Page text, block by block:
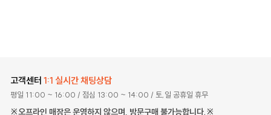
고객센터 1:1 실시간 채팅상담
평일 11:00 ~ 16:00 / 점심 13:00 ~ 14:00 / 토,일 공휴일 휴무
※오프라인 매장은 운영하지 않으며, 방문구매 불가능합니다.※